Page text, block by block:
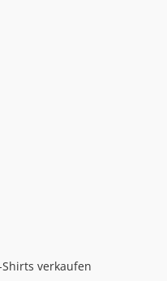
verkaufen